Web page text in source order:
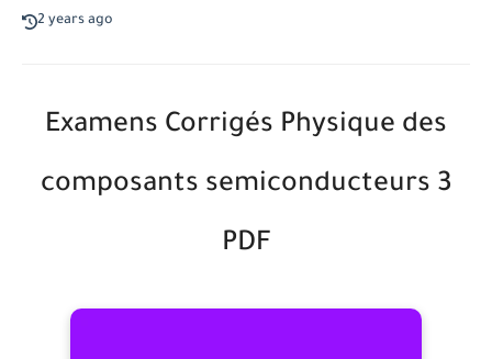
2 years ago
Examens Corrigés Physique des
composants semiconducteurs 3
PDF